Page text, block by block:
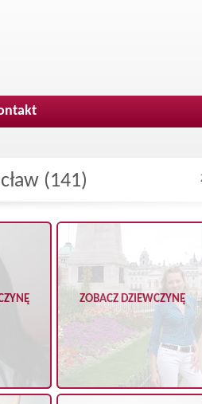
(141)
ZOBACZ DZIEWCZYNĘ